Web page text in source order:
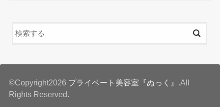
©Copyright2026 プライベート美容室『ぬっく』 .All
Rights Reserved.